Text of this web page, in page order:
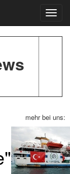
mehr bei uns: